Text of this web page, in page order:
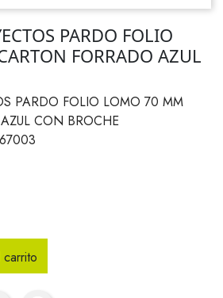
PARDO FOLIO
FORRADO AZUL
PARDO FOLIO LOMO 70 MM
CON BROCHE